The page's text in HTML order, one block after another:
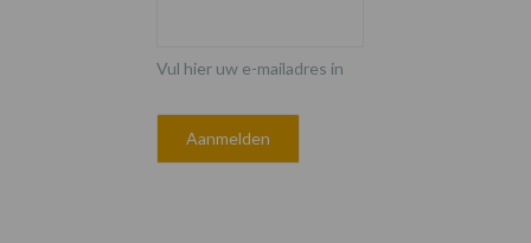
Vul hier uw e-mailadres in